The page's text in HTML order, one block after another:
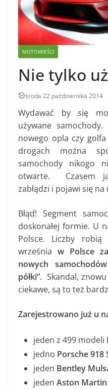
MOTOWIEŚCI
Nie tylko
środa 22 października 2014
Wydawać by się
używane
nowego opla czy
drogach można
samochody nikogo
otwarte. Czasem
zabłądzi i pojawi się
Błąd! Segment
doskonałej formie. U
Polsce. Liczby
września w Polsce
nowych
półki”. Skandal,
ciekawe, są to też
Zarejestrowano już u
jeden z 499 modeli
jedno Porsche 918
jeden Bentley
jeden Aston